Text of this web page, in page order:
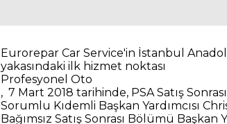
Eurorepar Car Service'in İstanbul
yakasındaki ilk hizmet noktası
Profesyonel Oto
, 7 Mart 2018 tarihinde, PSA Satış
Sorumlu Kıdemli Başkan Yardımcısı
Bağımsız Satış Sonrası Bölümü Başkan